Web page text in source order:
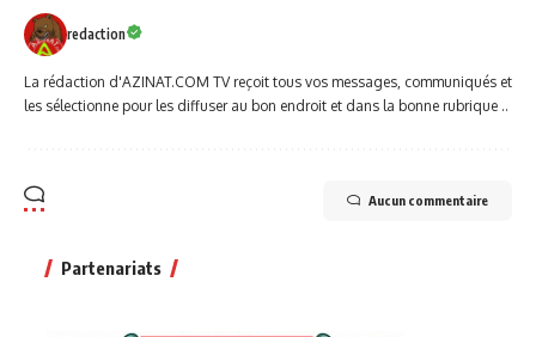
redaction
La rédaction d'AZINAT.COM TV reçoit tous vos messages, communiqués et
les sélectionne pour les diffuser au bon endroit et dans la bonne rubrique ..
Aucun commentaire
Partenariats